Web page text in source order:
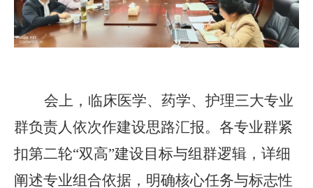
会上，临床医学、药学、护理三大专业
群负责人依次作建设思路汇报。各专业群紧
扣第二轮“双高”建设目标与组群逻辑，详细
阐述专业组合依据，明确核心任务与标志性